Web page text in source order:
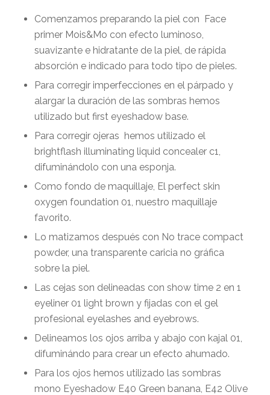
Comenzamos preparando la piel con Face
primer Mois&Mo con efecto luminoso,
suavizante e hidratante de la piel, de rápida
absorción e indicado para todo tipo de pieles.
Para corregir imperfecciones en el párpado y
alargar la duración de las sombras hemos
utilizado but first eyeshadow base.
Para corregir ojeras hemos utilizado el
brightflash illuminating liquid concealer c1,
difuminándolo con una esponja.
Como fondo de maquillaje, El perfect skin
oxygen foundation 01, nuestro maquillaje
favorito.
Lo matizamos después con No trace compact
powder, una transparente caricia no gráfica
sobre la piel.
Las cejas son delineadas con show time 2 en 1
eyeliner 01 light brown y fijadas con el gel
profesional eyelashes and eyebrows.
Delineamos los ojos arriba y abajo con kajal 01,
difuminándo para crear un efecto ahumado.
Para los ojos hemos utilizado las sombras
mono Eyeshadow E40 Green banana, E42 Olive